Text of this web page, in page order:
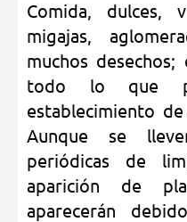
Comida, dulces,
migajas,
muchos desechos;
todo lo que
establecimiento
Aunque se
periódicas de
aparición de
aparecerán